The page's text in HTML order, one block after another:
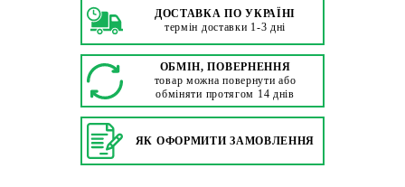
ДОСТАВКА ПО УКРАЇНІ
термін доставки 1-3 дні
ОБМІН, ПОВЕРНЕННЯ
товар можна повернути або
обміняти протягом 14 днів
ЯК ОФОРМИТИ ЗАМОВЛЕННЯ